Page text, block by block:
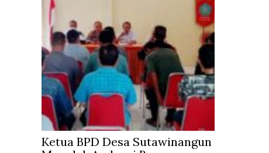
Ketua BPD Desa Sutawinangun